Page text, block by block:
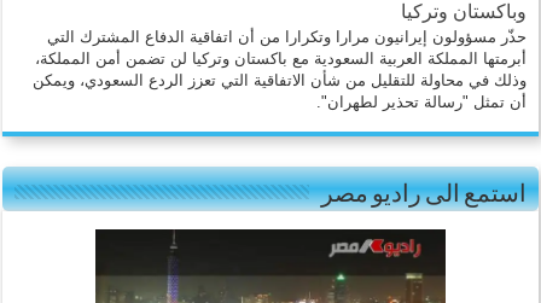
وباكستان وتركيا
حذّر مسؤولون إيرانيون مرارا وتكرارا من أن اتفاقية الدفاع المشترك التي
أبرمتها المملكة العربية السعودية مع باكستان وتركيا لن تضمن أمن المملكة،
وذلك في محاولة للتقليل من شأن الاتفاقية التي تعزز الردع السعودي، ويمكن
أن تمثل "رسالة تحذير لطهران".
استمع الى راديو مصر